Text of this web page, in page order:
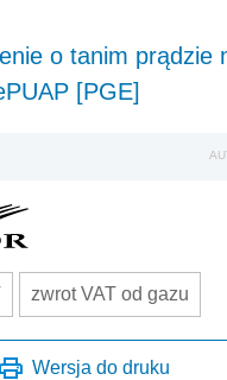
o tanim prądzie
[PGE]
zwrot VAT od gazu
Wersja do druku